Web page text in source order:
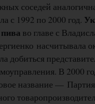
соседей
с 1992 по 2000 год.
во главе с
насчитывала
добиться
В 2000
название —